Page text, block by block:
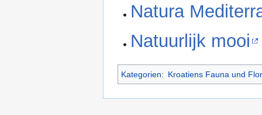
Natura
Natuurlijk mooi
Kategorien: Kroatiens Fauna und